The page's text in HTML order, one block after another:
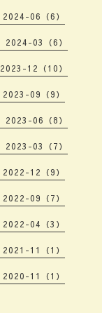
2024-06（6）
2024-03（6）
2023-12（10）
2023-09（9）
2023-06（8）
2023-03（7）
2022-12（9）
2022-09（7）
2022-04（3）
2021-11（1）
2020-11（1）